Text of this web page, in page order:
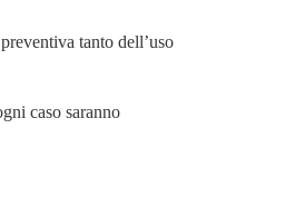
tanto dell’uso
caso saranno